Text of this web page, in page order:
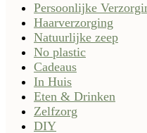
Persoonlijke
Haarverzorging
Natuurlijke zeep
No plastic
Cadeaus
In Huis
Eten & Drinken
Zelfzorg
DIY